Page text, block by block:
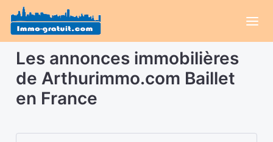
Les annonces immobilières
de Arthurimmo.com Baillet
en France